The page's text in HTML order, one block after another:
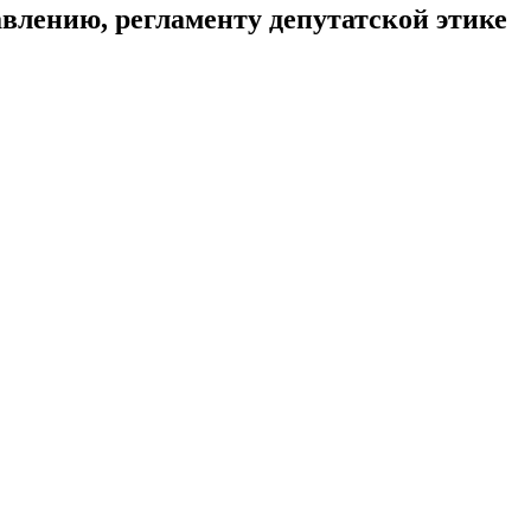
регламенту депутатской этике